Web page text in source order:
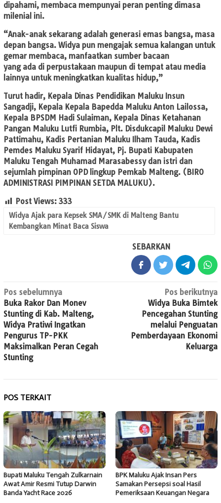
dipahami, membaca mempunyai peran penting dimasa
milenial ini.
“Anak-anak sekarang adalah generasi emas bangsa, masa
depan bangsa. Widya pun mengajak semua kalangan untuk
gemar membaca, manfaatkan sumber bacaan
yang ada di perpustakaan maupun di tempat atau media
lainnya untuk meningkatkan kualitas hidup,”
Turut hadir, Kepala Dinas Pendidikan Maluku Insun
Sangadji, Kepala Kepala Bapedda Maluku Anton Lailossa,
Kepala BPSDM Hadi Sulaiman, Kepala Dinas Ketahanan
Pangan Maluku Lutfi Rumbia, Plt. Disdukcapil Maluku Dewi
Pattimahu, Kadis Pertanian Maluku Ilham Tauda, Kadis
Pemdes Maluku Syarif Hidayat, Pj. Bupati Kabupaten
Maluku Tengah Muhamad Marasabessy dan istri dan
sejumlah pimpinan OPD lingkup Pemkab Malteng. (BIRO
ADMINISTRASI PIMPINAN SETDA MALUKU).
Post Views: 333
Widya Ajak para Kepsek SMA/SMK di Malteng Bantu
Kembangkan Minat Baca Siswa
SEBARKAN
Navigasi
pos
Pos sebelumnya
Buka Rakor Dan Monev
Stunting di Kab. Malteng,
Widya Pratiwi Ingatkan
Pengurus TP-PKK
Maksimalkan Peran Cegah
Stunting
Pos berikutnya
Widya Buka Bimtek
Pencegahan Stunting
melalui Penguatan
Pemberdayaan Ekonomi
Keluarga
POS TERKAIT
Bupati Maluku Tengah Zulkarnain
Awat Amir Resmi Tutup Darwin
Banda Yacht Race 2026
BPK Maluku Ajak Insan Pers
Samakan Persepsi soal Hasil
Pemeriksaan Keuangan Negara